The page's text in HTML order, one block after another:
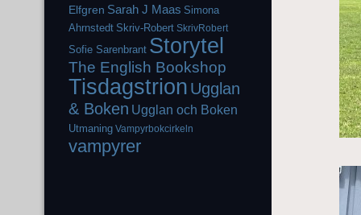
Elfgren Sarah J Maas Simona
Ahrnstedt Skriv-Robert SkrivRobert
Sofie Sarenbrant Storytel
The English Bookshop
Tisdagstrion Ugglan
& Boken Ugglan och Boken
Utmaning Vampyrbokcirkeln
vampyrer